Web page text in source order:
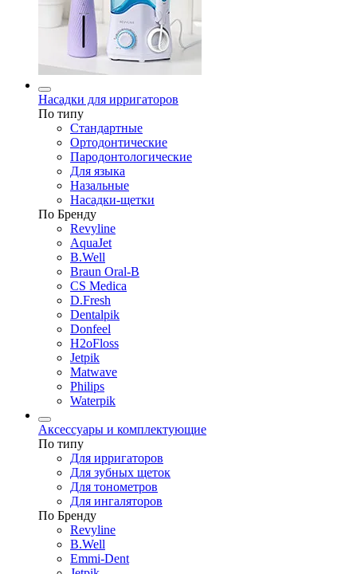
Насадки для ирригаторов
По типу
Стандартные
Ортодонтические
Пародонтологические
Для языка
Назальные
Насадки-щетки
По Бренду
Revyline
AquaJet
B.Well
Braun Oral-B
CS Medica
D.Fresh
Dentalpik
Donfeel
H2oFloss
Jetpik
Matwave
Philips
Waterpik
Аксессуары и комплектующие
По типу
Для ирригаторов
Для зубных щеток
Для тонометров
Для ингаляторов
По Бренду
Revyline
B.Well
Emmi-Dent